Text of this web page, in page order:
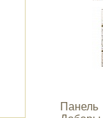
Панель